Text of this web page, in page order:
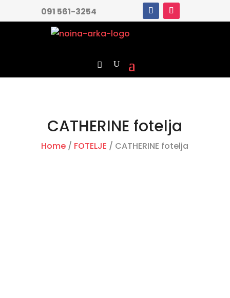
091 561-3254
CATHERINE fotelja
Home / FOTELJE / CATHERINE fotelja